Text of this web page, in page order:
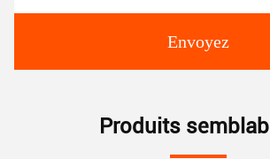
Envoyez
Produits